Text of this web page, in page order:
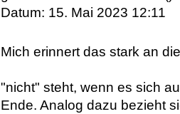
Datum: 15. Mai 2023 12:11
Mich erinnert das stark an
"nicht" steht, wenn es sich
Ende. Analog dazu bezieht